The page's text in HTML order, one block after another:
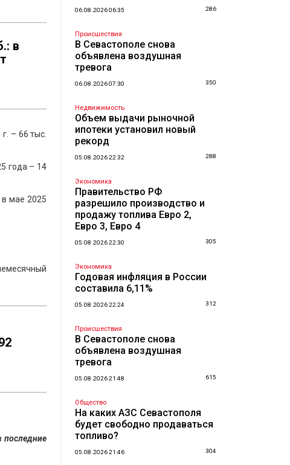
в
– 66 тыс.
года – 14
в мае 2025
последние
06.08.2026 06:35 286
Происшествия
В Севастополе снова
объявлена воздушная
тревога
06.08.2026 07:30 350
Недвижимость
Объем выдачи рыночной
ипотеки установил новый
рекорд
05.08.2026 22:32 288
Экономика
Правительство РФ
разрешило производство и
продажу топлива Евро 2,
Евро 3, Евро 4
05.08.2026 22:30 305
Экономика
Годовая инфляция в России
составила 6,11%
05.08.2026 22:24 312
Происшествия
В Севастополе снова
объявлена воздушная
тревога
05.08.2026 21:48 615
Общество
На каких АЗС Севастополя
будет свободно продаваться
топливо?
05.08.2026 21:46 304